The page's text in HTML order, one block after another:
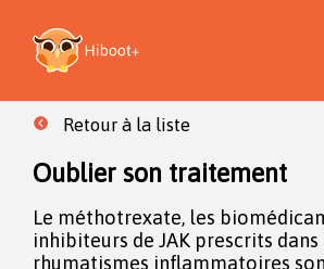
Retour à la liste
Oublier son traitement
Le méthotrexate, les
inhibiteurs de JAK prescrits dans
rhumatismes inflammatoires